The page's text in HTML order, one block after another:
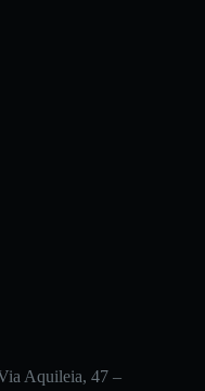
Aquileia, 47 –